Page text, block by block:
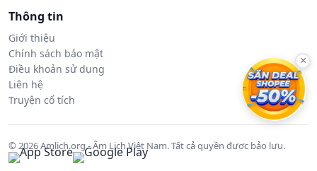
Thông tin
Giới thiệu
Chính sách bảo mật
Điều khoản sử dụng
Liên hệ
Truyện cổ tích
© 2026 Amlich.org - Âm Lịch Việt Nam. Tất cả quyền được bảo lưu.
×